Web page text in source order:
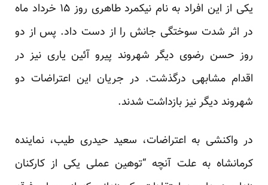
یکی از این افراد به نام نیکمرد طاهری روز ۱۵ خرداد ماه
در اثر شدت سوختگی جانش را از دست داد. پس از دو
روز حسن رضوی دیگر شهروند پیرو آئین یاری نیز در
اقدام مشابهی درگذشت. در جریان این اعتراضات دو
شهروند دیگر نیز بازداشت شدند.
در واکنشی به اعتراضات، سعید حیدری طیب، نماینده
کرمانشاه به علت آنچه “توهین عملی یکی از کارکنان